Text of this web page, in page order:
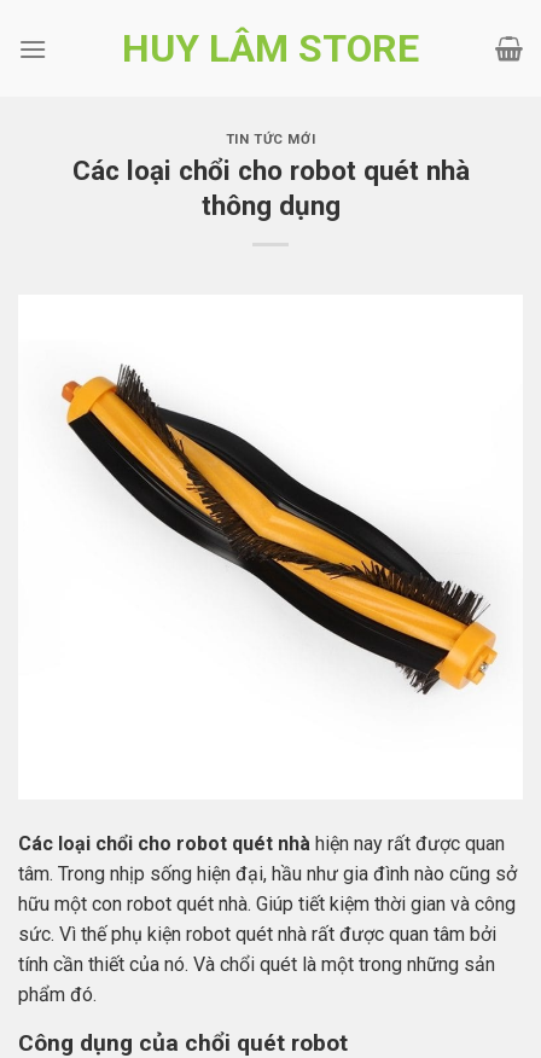
qua
HUY LÂM STORE
TIN TỨC MỚI
Các loại chổi cho robot quét nhà
thông dụng
Các loại chổi cho robot quét nhà hiện nay rất được quan
tâm. Trong nhịp sống hiện đại, hầu như gia đình nào cũng sở
hữu một con robot quét nhà. Giúp tiết kiệm thời gian và công
sức. Vì thế phụ kiện robot quét nhà rất được quan tâm bởi
tính cần thiết của nó. Và chổi quét là một trong những sản
phẩm đó.
Công dụng của chổi quét robot